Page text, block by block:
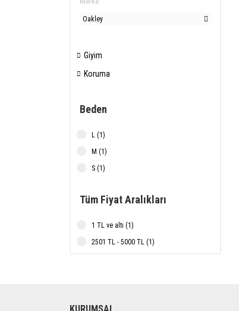
Oakley
Giyim
Koruma
Beden
L (1)
M (1)
S (1)
Tüm Fiyat Aralıkları
1 TL ve altı (1)
2501 TL - 5000 TL (1)